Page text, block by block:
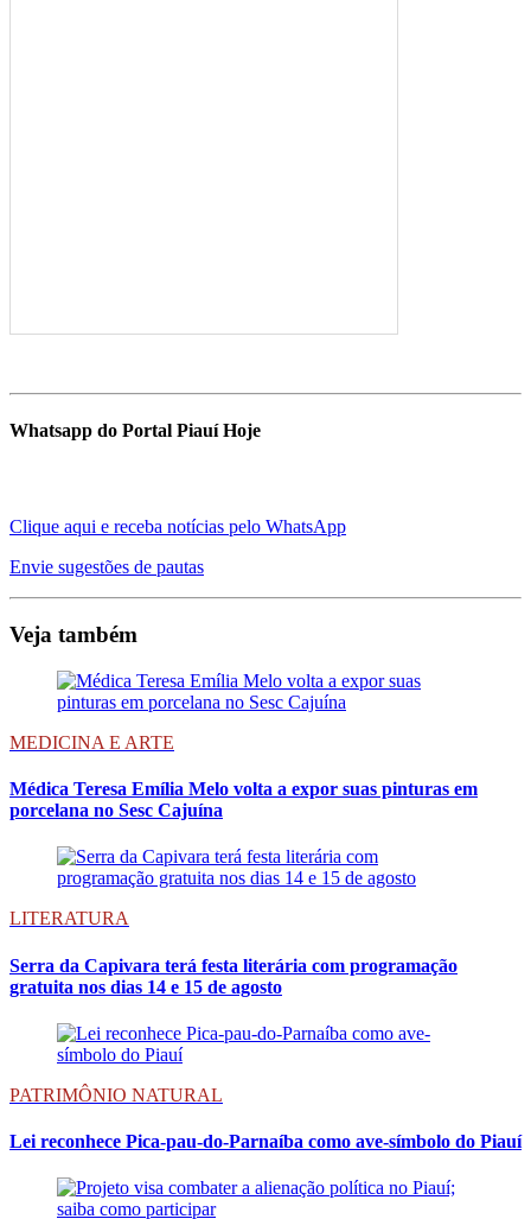
Whatsapp do Portal Piauí Hoje
Clique aqui e receba notícias pelo WhatsApp
Envie sugestões de pautas
Veja também
MEDICINA E ARTE
Médica Teresa Emília Melo volta a expor suas pinturas em
porcelana no Sesc Cajuína
LITERATURA
Serra da Capivara terá festa literária com programação
gratuita nos dias 14 e 15 de agosto
PATRIMÔNIO NATURAL
Lei reconhece Pica-pau-do-Parnaíba como ave-símbolo do Piauí